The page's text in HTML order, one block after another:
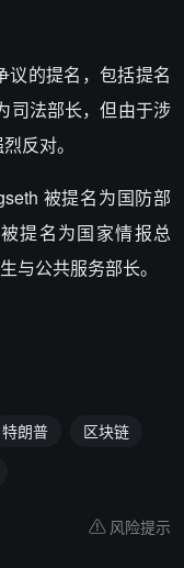
议的提名，包括提名
司法部长，但由于涉
反对。
被提名为国防部
提名为国家情报总
与公共服务部长。
特朗普
区块链
风险提示